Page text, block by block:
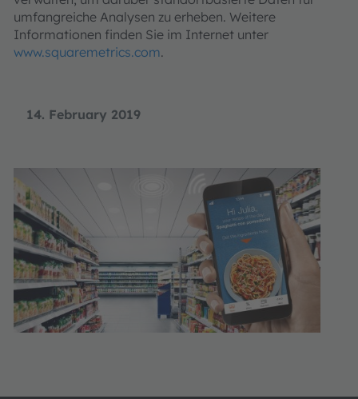
14. February 2019
umfangreiche Analysen zu erheben. Weitere
Informationen finden Sie im Internet unter
www.squaremetrics.com.